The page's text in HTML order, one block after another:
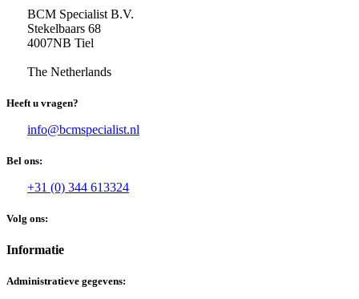
BCM Specialist B.V.
Stekelbaars 68
4007NB Tiel
The Netherlands
Heeft u vragen?
info@bcmspecialist.nl
Bel ons:
+31 (0) 344 613324
Volg ons:
Informatie
Administratieve gegevens: